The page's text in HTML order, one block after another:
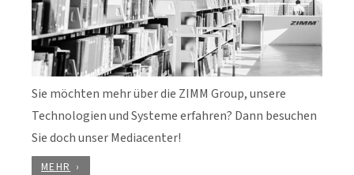
Sie möchten mehr über die ZIMM Group, unsere
Technologien und Systeme erfahren? Dann besuchen
Sie doch unser Mediacenter!
MEHR